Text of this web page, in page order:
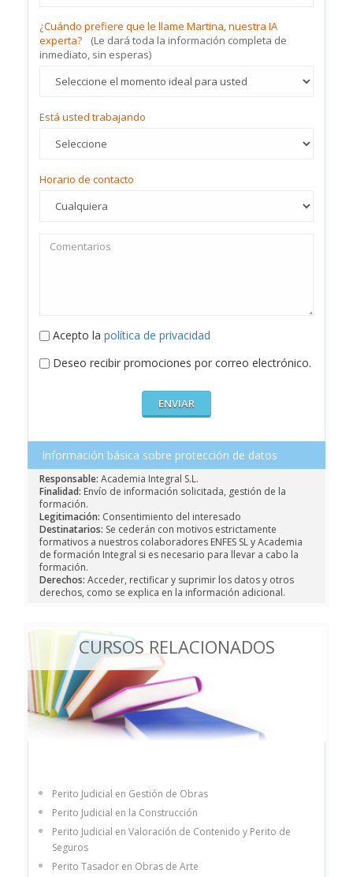
¿Cuándo prefiere que le llame Martina, nuestra IA
experta?
(Le dará toda la información completa de
inmediato, sin esperas)
Está usted trabajando
Horario de contacto
Acepto la política de privacidad
Deseo recibir promociones por correo electrónico.
Información básica sobre protección de datos
Responsable: Academia Integral S.L.
Finalidad: Envío de información solicitada, gestión de la
formación.
Legitimación: Consentimiento del interesado
Destinatarios: Se cederán con motivos estrictamente
formativos a nuestros colaboradores ENFES SL y Academia
de formación Integral si es necesario para llevar a cabo la
formación.
Derechos: Acceder, rectificar y suprimir los datos y otros
derechos, como se explica en la información adicional.
CURSOS RELACIONADOS
Perito Judicial en Gestión de Obras
Perito Judicial en la Construcción
Perito Judicial en Valoración de Contenido y Perito de
Seguros
Perito Tasador en Obras de Arte